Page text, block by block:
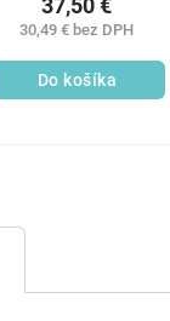
30,49 € bez DPH
37,50 €
Do košíka